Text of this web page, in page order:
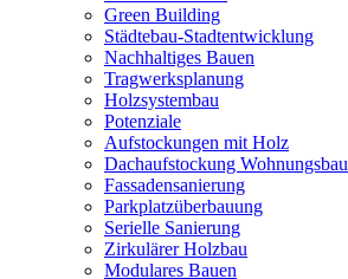
Green Building
Städtebau-Stadtentwicklung
Nachhaltiges Bauen
Tragwerksplanung
Holzsystembau
Potenziale
Aufstockungen mit Holz
Dachaufstockung Wohnungsbau
Fassadensanierung
Parkplatzüberbauung
Serielle Sanierung
Zirkulärer Holzbau
Modulares Bauen